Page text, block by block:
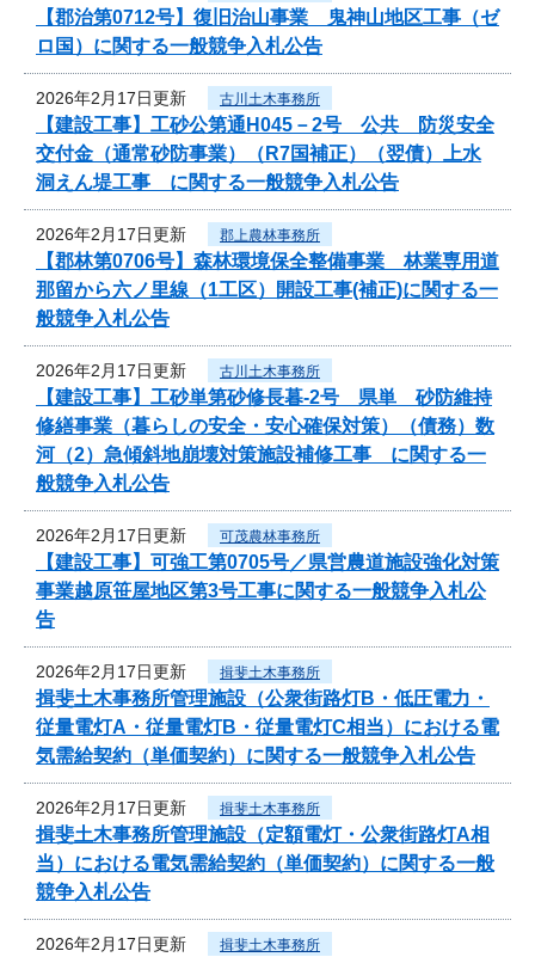
【郡治第0712号】復旧治山事業 鬼神山地区工事（ゼ
ロ国）に関する一般競争入札公告
2026年2月17日更新 古川土木事務所
【建設工事】工砂公第通H045－2号 公共 防災安全
交付金（通常砂防事業）（R7国補正）（翌債）上水
洞えん堤工事 に関する一般競争入札公告
2026年2月17日更新 郡上農林事務所
【郡林第0706号】森林環境保全整備事業 林業専用道
那留から六ノ里線（1工区）開設工事(補正)に関する一
般競争入札公告
2026年2月17日更新 古川土木事務所
【建設工事】工砂単第砂修長暮-2号 県単 砂防維持
修繕事業（暮らしの安全・安心確保対策）（債務）数
河（2）急傾斜地崩壊対策施設補修工事 に関する一
般競争入札公告
2026年2月17日更新 可茂農林事務所
【建設工事】可強工第0705号／県営農道施設強化対策
事業越原笹屋地区第3号工事に関する一般競争入札公
告
2026年2月17日更新 揖斐土木事務所
揖斐土木事務所管理施設（公衆街路灯B・低圧電力・
従量電灯A・従量電灯B・従量電灯C相当）における電
気需給契約（単価契約）に関する一般競争入札公告
2026年2月17日更新 揖斐土木事務所
揖斐土木事務所管理施設（定額電灯・公衆街路灯A相
当）における電気需給契約（単価契約）に関する一般
競争入札公告
2026年2月17日更新 揖斐土木事務所